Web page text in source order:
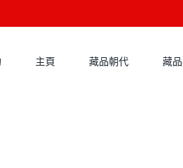
主頁 藏品朝代 藏